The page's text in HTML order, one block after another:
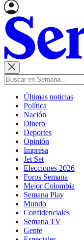
Últimas noticias
Política
Nación
Dinero
Deportes
Opinión
Impresa
Jet Set
Elecciones 2026
Foros Semana
Mejor Colombia
Semana Play
Mundo
Confidenciales
Semana TV
Gente